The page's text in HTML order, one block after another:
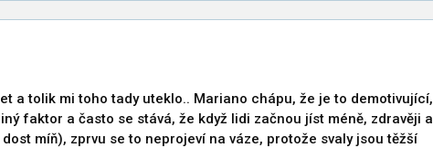
a tolik mi toho tady uteklo.. Mariano chápu, že je to demotivující,
faktor a často se stává, že když lidi začnou jíst méně, zdravěji a
míň), zprvu se to neprojeví na váze, protože svaly jsou těžší